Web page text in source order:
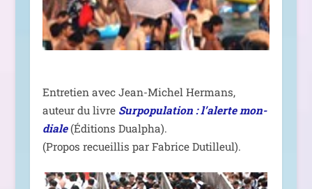
Entretien avec Jean-Michel Hermans,
auteur du livre Surpopulation : l’alerte mon­
diale(Éditions Dualpha).
(Propos recueillis par Fabrice Dutilleul).